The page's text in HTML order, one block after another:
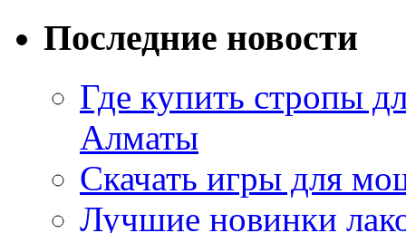
Последние новости
Где купить стропы
Алматы
Скачать игры для
Лучшие новинки